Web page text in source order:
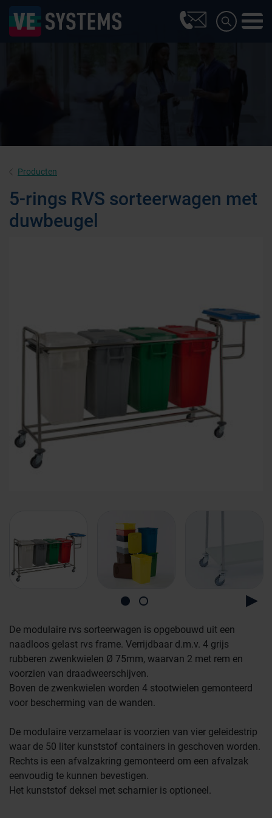
Producten
5-rings RVS sorteerwagen met
duwbeugel
De modulaire rvs sorteerwagen is opgebouwd uit een
naadloos gelast rvs frame. Verrijdbaar d.m.v. 4 grijs
rubberen zwenkwielen Ø 75mm, waarvan 2 met rem en
voorzien van draadweerschijven.
Boven de zwenkwielen worden 4 stootwielen gemonteerd
voor bescherming van de wanden.
De modulaire verzamelaar is voorzien van vier geleidestrip
waar de 50 liter kunststof containers in geschoven worden.
Rechts is een afvalzakring gemonteerd om een afvalzak
eenvoudig te kunnen bevestigen.
Het kunststof deksel met scharnier is optioneel.
Afvalinzamelaars
Farmaceutische industrie